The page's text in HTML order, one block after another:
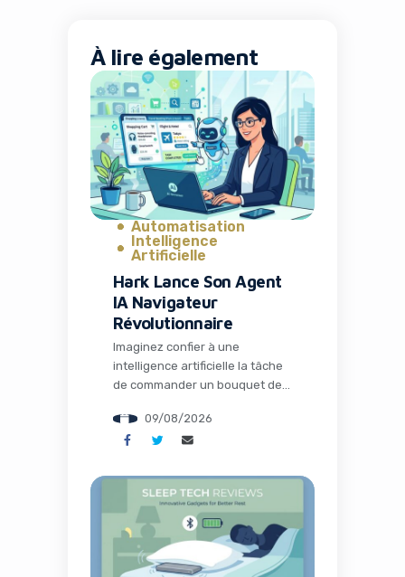
À lire également
Automatisation
Intelligence
Artificielle
Hark Lance Son Agent
IA Navigateur
Révolutionnaire
Imaginez confier à une
intelligence artificielle la tâche
de commander un bouquet de
sans API, de réserver une table
au restaurant idéal ou encore
produits essentiels sur
plusieurs e-commerces en
quelques minutes. Ce n’est plus
de la science-fiction : Hark vient
de lever le voile […]
09/08/2026